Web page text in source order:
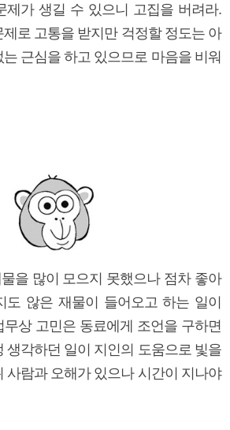
제가 생길 수 있으니 고집을 버려라.
로 고통을 받지만 걱정할 정도는 아
근심을 하고 있으므로 마음을 비워
을 많이 모으지 못했으나 점차 좋아
도 않은 재물이 들어오고 하는 일이
무상 고민은 동료에게 조언을 구하면
생각하던 일이 지인의 도움으로 빛을
사람과 오해가 있으나 시간이 지나야